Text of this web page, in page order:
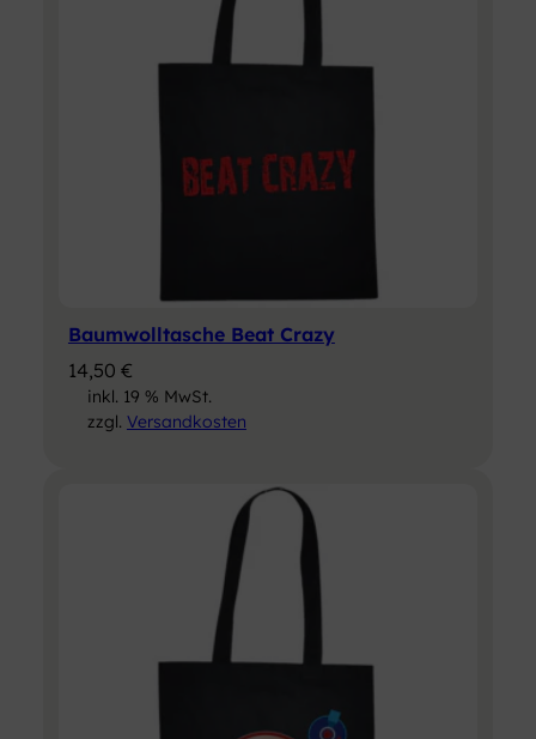
Baumwolltasche Beat Crazy
14,50 €
inkl. 19 % MwSt.
zzgl. Versandkosten